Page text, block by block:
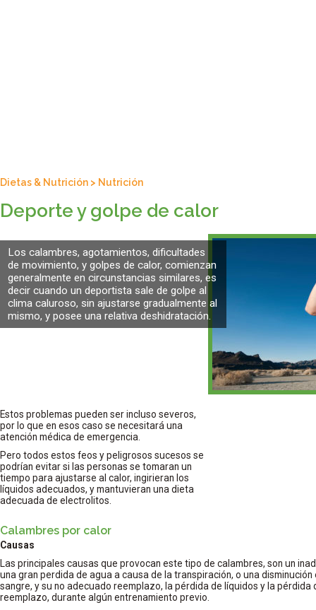
Dietas & Nutrición > Nutrición
Deporte y golpe de calor
Los calambres, agotamientos, dificultades
de movimiento, y golpes de calor, comienzan
generalmente en circunstancias similares, es
decir cuando un deportista sale de golpe al
clima caluroso, sin ajustarse gradualmente al
mismo, y posee una relativa deshidratación.
Estos problemas pueden ser incluso severos,
por lo que en esos caso se necesitará una
atención médica de emergencia.
Pero todos estos feos y peligrosos sucesos se
podrían evitar si las personas se tomaran un
tiempo para ajustarse al calor, ingirieran los
líquidos adecuados, y mantuvieran una dieta
adecuada de electrolitos.
Calambres por calor
Causas
Las principales causas que provocan este tipo de calambres, son un
una gran perdida de agua a causa de la transpiración, o una
sangre, y su no adecuado reemplazo, la pérdida de líquidos y la pérdida
reemplazo, durante algún entrenamiento previo.